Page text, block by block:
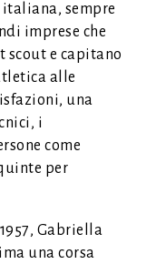
sempre
imprese che
scout e capitano
alle
una
i
come
per
Gabriella
una corsa